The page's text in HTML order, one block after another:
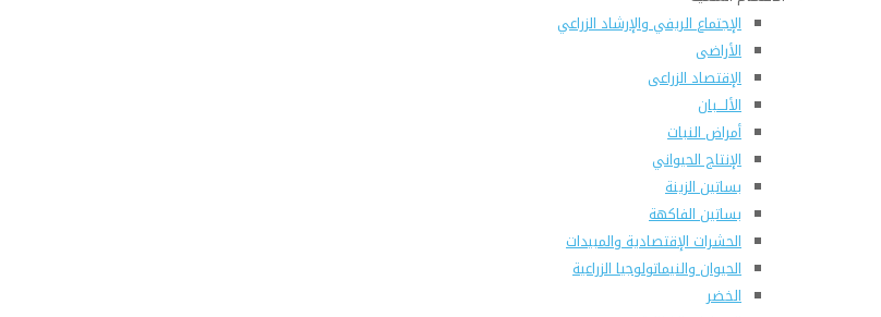
الإجتماع الريفي والإرشاد الزراعي
الأراضى
الإقتصاد الزراعى
الألـــبان
أمراض النبات
الإنتاج الحيواني
بساتين الزينة
بساتين الفاكهة
الحشرات الإقتصادية والمبيدات
الحيوان والنيماتولوجيا الزراعية
الخضر